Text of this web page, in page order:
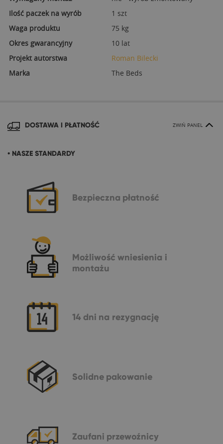
Ilość paczek na wyrób
1 szt
Waga produktu
75 kg
Okres gwarancyjny
10 lat
Projekt autorstwa
Roman Bilecki
Marka
The Beds
DOSTAWA I PŁATNOŚĆ ZWIŃ PANEL
• NASZE STANDARDY
Bezpieczna płatność
Możliwość wniesienia i
montażu
14 dni na rezygnację
Solidne pakowanie
Zaufani przewoźnicy